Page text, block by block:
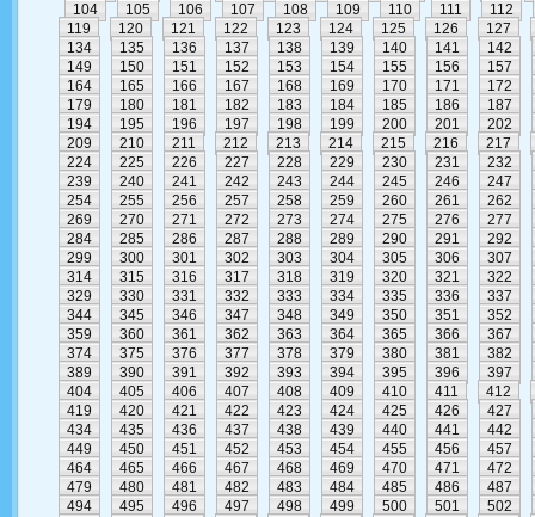
104
105 106 107 108 109 110 111
112
119
120 121 122 123 124 125 126
127
134
135 136 137 138 139 140 141
142
149
150 151 152 153 154 155 156
157
164
165 166 167 168 169 170 171
172
179
180 181 182 183 184 185 186
187
194
195 196 197 198 199 200 201
202
209
210 211 212 213 214 215 216
217
224
225 226 227 228 229 230 231
232
239
240 241 242 243 244 245 246
247
254
255 256 257 258 259 260 261
262
269
270 271 272 273 274 275 276
277
284
285 286 287 288 289 290 291
292
299
300 301 302 303 304 305 306
307
314
315 316 317 318 319 320 321
322
329
330 331 332 333 334 335 336
337
344
345 346 347 348 349 350 351
352
359
360 361 362 363 364 365 366
367
374
375 376 377 378 379 380 381
382
389
390 391 392 393 394 395 396
397
404
405 406 407 408 409 410 411
412
419
420 421 422 423 424 425 426
427
434
435 436 437 438 439 440 441
442
449
450 451 452 453 454 455 456
457
464
465 466 467 468 469 470 471
472
479
480 481 482 483 484 485 486
487
494
495 496 497 498 499 500 501 502